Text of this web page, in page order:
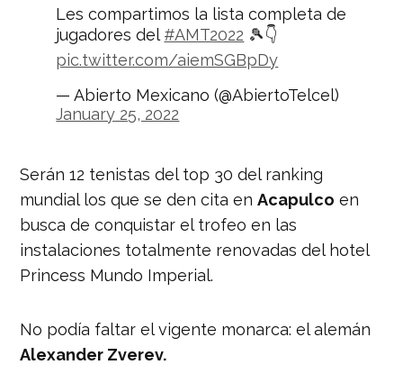
Les compartimos la lista completa de
jugadores del #AMT2022 🎾👇
pic.twitter.com/aiemSGBpDy
— Abierto Mexicano (@AbiertoTelcel)
January 25, 2022
Serán 12 tenistas del top 30 del ranking
mundial los que se den cita enAcapulco en
busca de conquistar el trofeo en las
instalaciones totalmente renovadas del hotel
Princess Mundo Imperial.
No podía faltar el vigente monarca: el alemán
Alexander Zverev.